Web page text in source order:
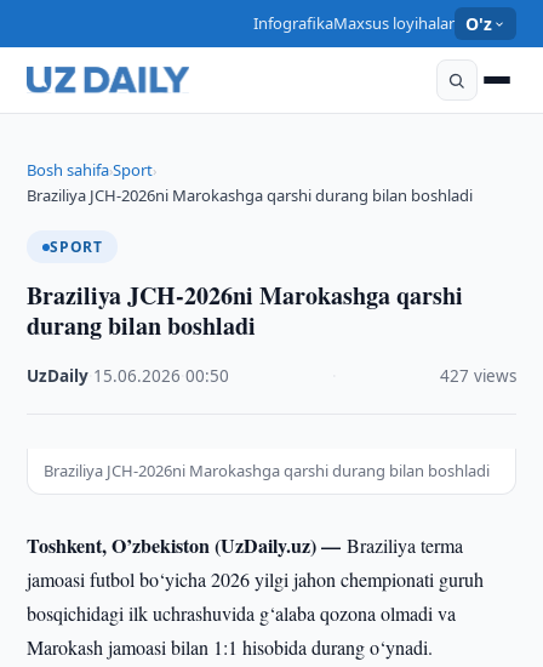
InfografikaMaxsus loyihalar O'z
Bosh sahifa›Sport›
Braziliya JCH-2026ni Marokashga qarshi durang bilan boshladi
SPORT
Braziliya JCH-2026ni Marokashga qarshi
durang bilan boshladi
UzDaily 15.06.2026 ·00:50 427 views
Braziliya JCH-2026ni Marokashga qarshi durang bilan boshladi
Toshkent, O’zbekiston (UzDaily.uz) —Braziliya terma
jamoasi futbol bo‘yicha 2026 yilgi jahon chempionati guruh
bosqichidagi ilk uchrashuvida g‘alaba qozona olmadi va
Marokash jamoasi bilan 1:1 hisobida durang o‘ynadi.